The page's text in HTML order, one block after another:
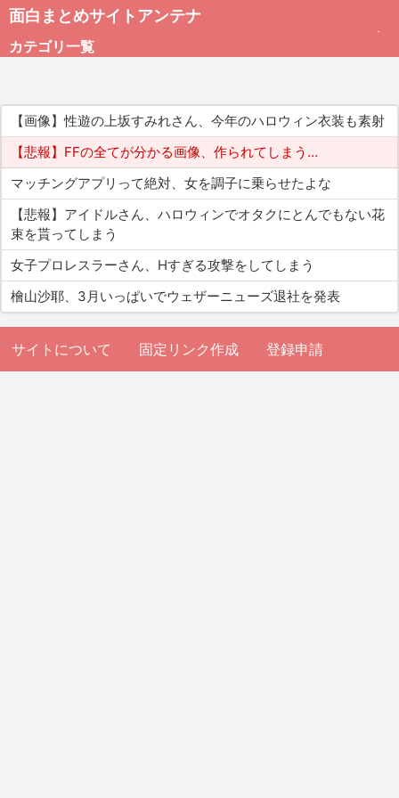
面白まとめサイトアンテナ
カテゴリ一覧
総合
アダルト
【画像】性遊の上坂すみれさん、今年のハロウィン衣装も素射
【悲報】FFの全てが分かる画像、作られてしまう…
マッチングアプリって絶対、女を調子に乗らせたよな
【悲報】アイドルさん、ハロウィンでオタクにとんでもない花
束を貰ってしまう
女子プロレスラーさん、Hすぎる攻撃をしてしまう
檜山沙耶、3月いっぱいでウェザーニューズ退社を発表
サイトについて 固定リンク作成 登録申請